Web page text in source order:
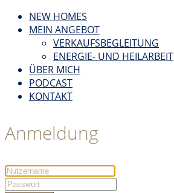
NEW HOMES
MEIN ANGEBOT
VERKAUFSBEGLEITUNG
ENERGIE- UND HEILARBEIT
ÜBER MICH
PODCAST
KONTAKT
Anmeldung